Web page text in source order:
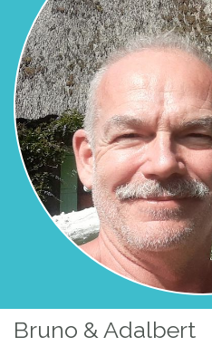
Bruno & Adalbert